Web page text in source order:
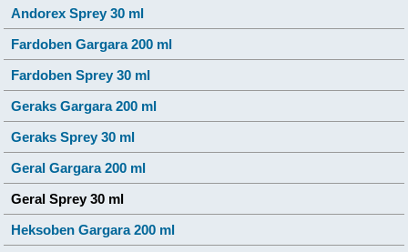
Andorex Sprey 30 ml
Fardoben Gargara 200 ml
Fardoben Sprey 30 ml
Geraks Gargara 200 ml
Geraks Sprey 30 ml
Geral Gargara 200 ml
Geral Sprey 30 ml
Heksoben Gargara 200 ml